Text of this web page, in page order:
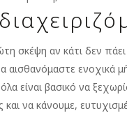
σκέψη αν κάτι δεν
αισθανόμαστε ενοχικά
είναι βασικό να
και να κάνουμε,